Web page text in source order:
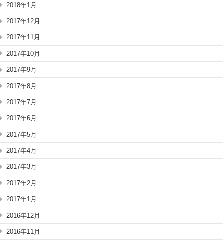
2018年1月
2017年12月
2017年11月
2017年10月
2017年9月
2017年8月
2017年7月
2017年6月
2017年5月
2017年4月
2017年3月
2017年2月
2017年1月
2016年12月
2016年11月